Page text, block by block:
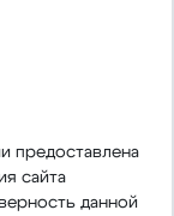
предоставлена
сайта
данной